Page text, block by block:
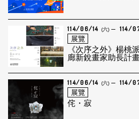
114/06/14 (六) 114/
展覽
《次序之外》楊桃
廊新銳畫家助長計
114/06/14 (六) 114/
展覽
侘・寂